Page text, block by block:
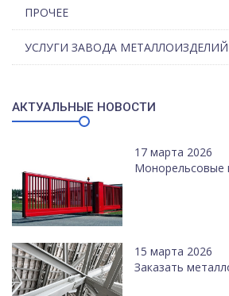
ПРОЧЕЕ
УСЛУГИ ЗАВОДА МЕТАЛЛОИЗДЕЛИЙ
АКТУАЛЬНЫЕ НОВОСТИ
17 марта 2026
Монорельсовые
15 марта 2026
Заказать